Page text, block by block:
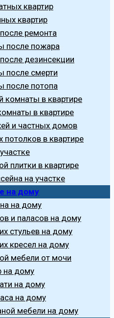
квартир
квартир
ремонта
после пожара
дезинсекции
после смерти
после потопа
комнаты в квартире
в квартире
и частных домов
в квартире
плитки в квартире
на участке
на дому
на дому
и паласов на дому
стульев на дому
кресел на дому
мебели от мочи
на дому
на дому
на дому
мебели на дому